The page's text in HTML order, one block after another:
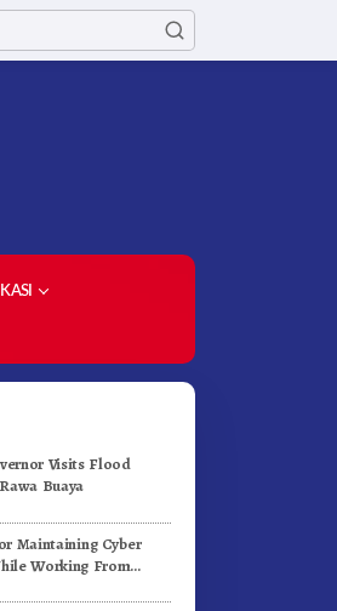
Pemkab Karo Gelar Gerak
Jalan Kemerdekaan.!
Visits Flood
Buaya
Maintaining Cyber
Working From